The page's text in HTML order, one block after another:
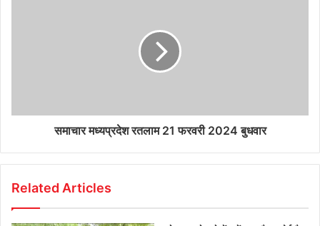
समाचार मध्यप्रदेश रतलाम 21 फरवरी 2024 बुधवार
Related Articles